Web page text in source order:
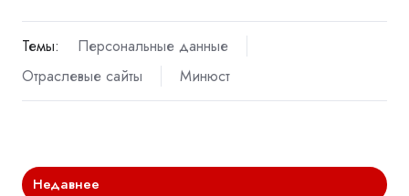
Темы:
Персональные данные
Отраслевые сайты
Минюст
Недавнее